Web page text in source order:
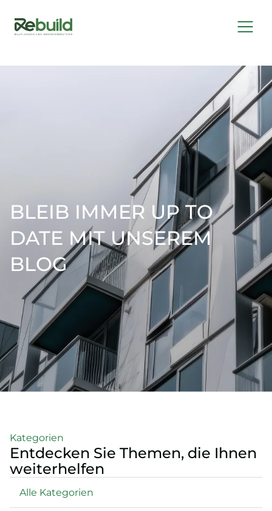
BLEIB IMMER UP TO
DATE MIT UNSEREM
BLOG
Kategorien
Entdecken Sie Themen, die Ihnen
weiterhelfen
Alle Kategorien